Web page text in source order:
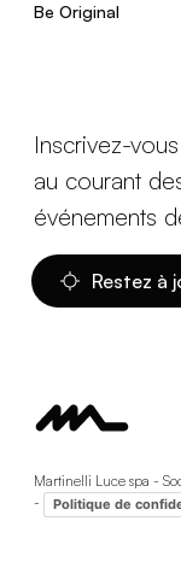
Be Original
Inscrivez-
au courant
événements
Restez à
Martinelli Luce spa -
-
Politique de